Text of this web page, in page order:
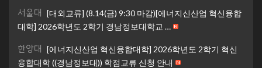
서울대 [대외교류] (8.14(금) 9:30 마감)[에너지신산업 혁신융합
대학] 2026학년도 2학기 경남정보대학교 …
한양대 [에너지신산업 혁신융합대학] 2026학년도 2학기 혁신
융합대학 ((경남정보대)) 학점교류 신청 안내